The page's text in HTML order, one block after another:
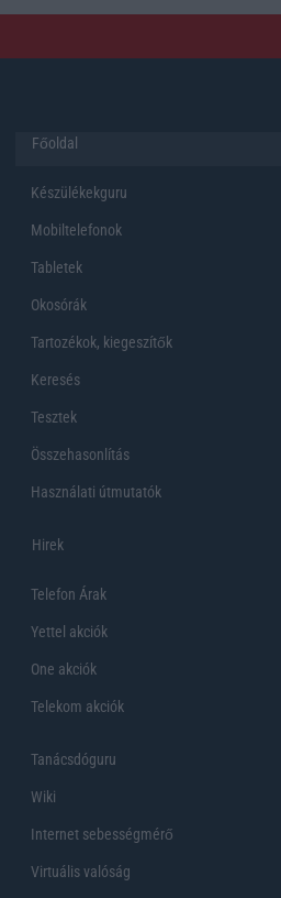
Főoldal
Készülékekguru
Mobiltelefonok
Tabletek
Okosórák
Tartozékok, kiegeszítők
Keresés
Tesztek
Összehasonlítás
Használati útmutatók
Hirek
Telefon Árak
Yettel akciók
One akciók
Telekom akciók
Tanácsdóguru
Wiki
Internet sebességmérő
Virtuális valóság